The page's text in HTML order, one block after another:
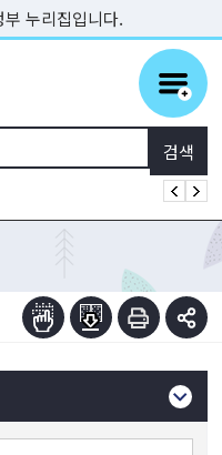
누리집입니다.